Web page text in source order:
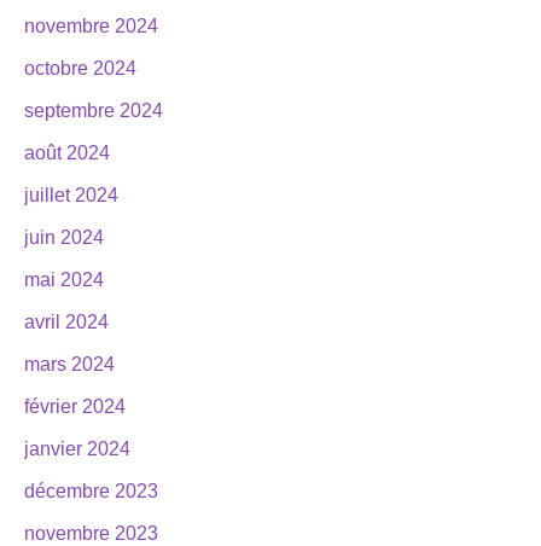
novembre 2024
octobre 2024
septembre 2024
août 2024
juillet 2024
juin 2024
mai 2024
avril 2024
mars 2024
février 2024
janvier 2024
décembre 2023
novembre 2023